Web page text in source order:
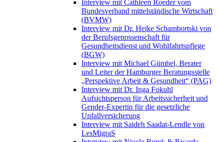
Interview mit Cathleen Roeder vom
Bundesverband mittelständische Wirtschaft
(BVMW)
Interview mit Dr. Heike Schambortski von
der Berufsgenossenschaft für
Gesundheitsdienst und Wohlfahrtspflege
(BGW)
Interview mit Michael Gümbel, Berater
und Leiter der Hamburger Beratungsstelle
„Perspektive Arbeit & Gesundheit“ (PAG)
Interview mit Dr. Inga Fokuhl
Aufsichtsperson für Arbeitssicherheit und
Gender-Expertin für die gesetzliche
Unfallversicherung
Interview mit Saideh Saadat-Lendle von
LesMigraS